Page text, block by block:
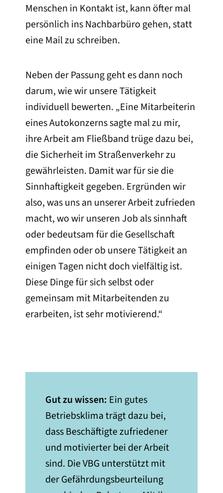
Menschen in Kontakt ist, kann öfter mal
persönlich ins Nachbarbüro gehen, statt
eine Mail zu schreiben.
Neben der Passung geht es dann noch
darum, wie wir unsere Tätigkeit
individuell bewerten. „Eine Mitarbeiterin
eines Autokonzerns sagte mal zu mir,
ihre Arbeit am Fließband trüge dazu bei,
die Sicherheit im Straßenverkehr zu
gewährleisten. Damit war für sie die
Sinnhaftigkeit gegeben. Ergründen wir
also, was uns an unserer Arbeit zufrieden
macht, wo wir unseren Job als sinnhaft
oder bedeutsam für die Gesellschaft
empfinden oder ob unsere Tätigkeit an
einigen Tagen nicht doch vielfältig ist.
Diese Dinge für sich selbst oder
gemeinsam mit Mitarbeitenden zu
erarbeiten, ist sehr motivierend.“
Gut zu wissen: Ein gutes
Betriebsklima trägt dazu bei,
dass Beschäftigte zufriedener
und motivierter bei der Arbeit
sind. Die VBG unterstützt mit
der Gefährdungsbeurteilung